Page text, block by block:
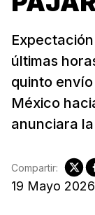
últimas
quinto
México
anunciara
19 Mayo 2026
Compartir: